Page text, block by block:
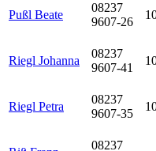
Pußl Beate
08237
9607-26
Riegl Johanna
08237
9607-41
Riegl Petra
08237
9607-35
08237